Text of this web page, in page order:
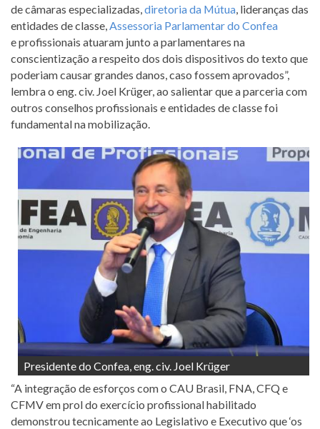
de câmaras especializadas, diretoria da Mútua , lideranças das
entidades de classe, Assessoria Parlamentar do Confea
e profissionais atuaram junto a parlamentares na
conscientização a respeito dos dois dispositivos do texto que
poderiam causar grandes danos, caso fossem aprovados”,
lembra o eng. civ. Joel Krüger, ao salientar que a parceria com
outros conselhos profissionais e entidades de classe foi
fundamental na mobilização.
Presidente do Confea, eng. civ. Joel Krüger
“A integração de esforços com o CAU Brasil, FNA, CFQ e
CFMV em prol do exercício profissional habilitado
demonstrou tecnicamente ao Legislativo e Executivo que ‘os